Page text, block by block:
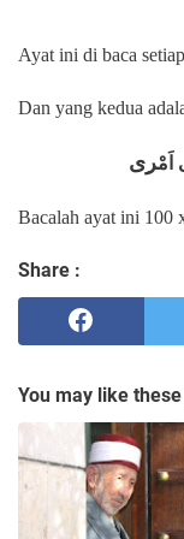
Ayat ini di baca
Dan yang kedua
اَمْر ى
Bacalah ayat ini 100
Share :
You may like